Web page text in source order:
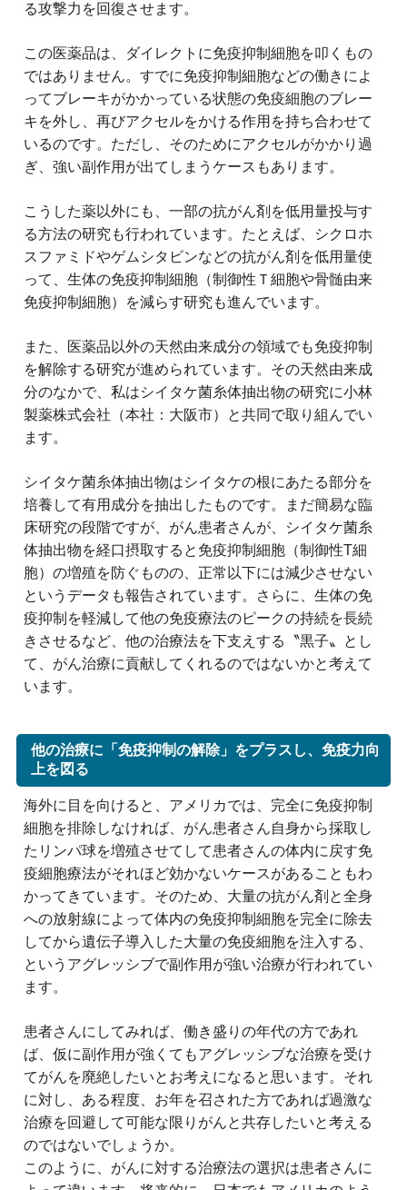
る攻撃力を回復させます。
この医薬品は、ダイレクトに免疫抑制細胞を叩くもの
ではありません。すでに免疫抑制細胞などの働きによ
ってブレーキがかかっている状態の免疫細胞のブレー
キを外し、再びアクセルをかける作用を持ち合わせて
いるのです。ただし、そのためにアクセルがかかり過
ぎ、強い副作用が出てしまうケースもあります。
こうした薬以外にも、一部の抗がん剤を低用量投与す
る方法の研究も行われています。たとえば、シクロホ
スファミドやゲムシタビンなどの抗がん剤を低用量使
って、生体の免疫抑制細胞（制御性Ｔ細胞や骨髄由来
免疫抑制細胞）を減らす研究も進んでいます。
また、医薬品以外の天然由来成分の領域でも免疫抑制
を解除する研究が進められています。その天然由来成
分のなかで、私はシイタケ菌糸体抽出物の研究に小林
製薬株式会社（本社：大阪市）と共同で取り組んでい
ます。
シイタケ菌糸体抽出物はシイタケの根にあたる部分を
培養して有用成分を抽出したものです。まだ簡易な臨
床研究の段階ですが、がん患者さんが、シイタケ菌糸
体抽出物を経口摂取すると免疫抑制細胞（制御性T細
胞）の増殖を防ぐものの、正常以下には減少させない
というデータも報告されています。さらに、生体の免
疫抑制を軽減して他の免疫療法のピークの持続を長続
きさせるなど、他の治療法を下支えする〝黒子〟とし
て、がん治療に貢献してくれるのではないかと考えて
います。
他の治療に「免疫抑制の解除」をプラスし、免疫力向
上を図る
海外に目を向けると、アメリカでは、完全に免疫抑制
細胞を排除しなければ、がん患者さん自身から採取し
たリンパ球を増殖させてして患者さんの体内に戻す免
疫細胞療法がそれほど効かないケースがあることもわ
かってきています。そのため、大量の抗がん剤と全身
への放射線によって体内の免疫抑制細胞を完全に除去
してから遺伝子導入した大量の免疫細胞を注入する、
というアグレッシブで副作用が強い治療が行われてい
ます。
患者さんにしてみれば、働き盛りの年代の方であれ
ば、仮に副作用が強くてもアグレッシブな治療を受け
てがんを廃絶したいとお考えになると思います。それ
に対し、ある程度、お年を召された方であれば過激な
治療を回避して可能な限りがんと共存したいと考える
のではないでしょうか。
このように、がんに対する治療法の選択は患者さんに